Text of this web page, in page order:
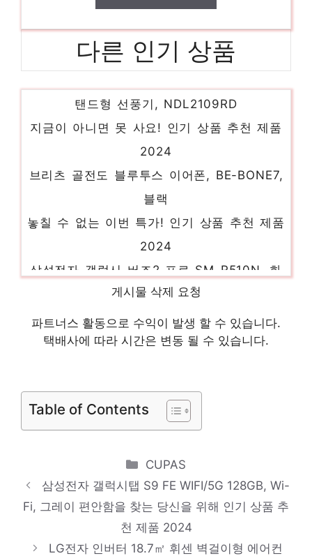
다른 인기 상품
시프이컴 9엽 무소음 리모컨 12단 BLDC 스
탠드형 선풍기, NDL2109RD
지금이 아니면 못 사요! 인기 상품 추천 제품
2024
브리츠 골전도 블루투스 이어폰, BE-BONE7,
블랙
놓칠 수 없는 이번 특가! 인기 상품 추천 제품
2024
삼성전자 갤럭시 버즈2 프로 SM-R510N, 화
이트
추천 제품 2024
추천 제품 2024
스틸덕 155cm 최고봉 셀카봉 삼각대 올인원
소장가치 100%의 특별한 제품 인기 상품 추
천 제품 2024
신지모루 범퍼 강화 4DX 에어팁 젤리 휴대폰
케이스
게시물 삭제 요청
파트너스 활동으로 수익이 발생 할 수 있습니다.
택배사에 따라 시간은 변동 될 수 있습니다.
Table of Contents
Categories
CUPAS
삼성전자 갤럭시탭 S9 FE WIFI/5G 128GB, Wi-
Fi, 그레이 편안함을 찾는 당신을 위해 인기 상품 추
천 제품 2024
LG전자 인버터 18.7㎡ 휘센 벽걸이형 에어컨